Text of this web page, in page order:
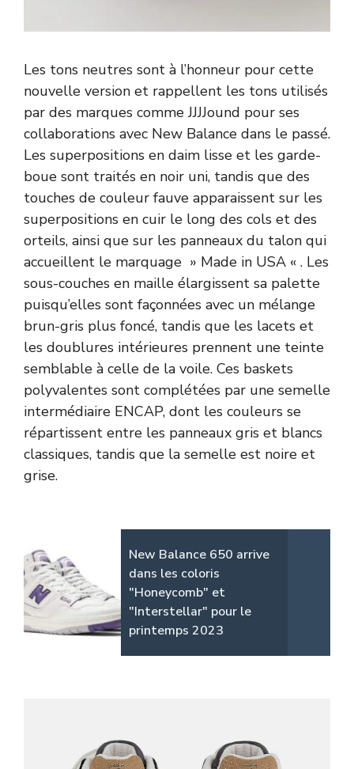
Les tons neutres sont à l’honneur pour cette
nouvelle version et rappellent les tons utilisés
par des marques comme JJJJound pour ses
collaborations avec New Balance dans le passé.
Les superpositions en daim lisse et les garde-
boue sont traités en noir uni, tandis que des
touches de couleur fauve apparaissent sur les
superpositions en cuir le long des cols et des
orteils, ainsi que sur les panneaux du talon qui
accueillent le marquage » Made in USA « . Les
sous-couches en maille élargissent sa palette
puisqu’elles sont façonnées avec un mélange
brun-gris plus foncé, tandis que les lacets et
les doublures intérieures prennent une teinte
semblable à celle de la voile. Ces baskets
polyvalentes sont complétées par une semelle
intermédiaire ENCAP, dont les couleurs se
répartissent entre les panneaux gris et blancs
classiques, tandis que la semelle est noire et
grise.
New Balance 650 arrive
dans les coloris
"Honeycomb" et
"Interstellar" pour le
printemps 2023